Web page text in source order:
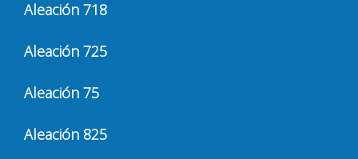
Aleación 718
Aleación 725
Aleación 75
Aleación 825